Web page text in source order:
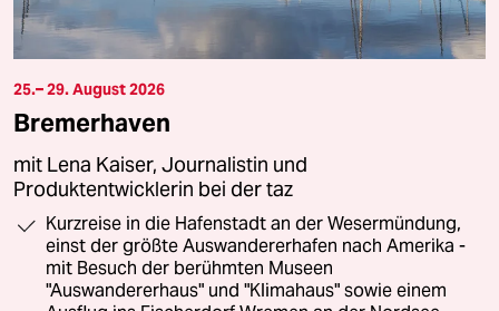
25.– 29. August 2026
Bremerhaven
mit Lena Kaiser, Journalistin und
Produktentwicklerin bei der taz
Kurzreise in die Hafenstadt an der Wesermündung,
einst der größte Auswandererhafen nach Amerika -
mit Besuch der berühmten Museen
"Auswandererhaus" und "Klimahaus" sowie einem